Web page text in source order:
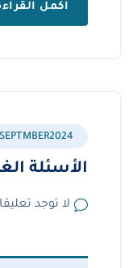
اكمل
SEPTMBER2024
الأسئلة
لا توجد